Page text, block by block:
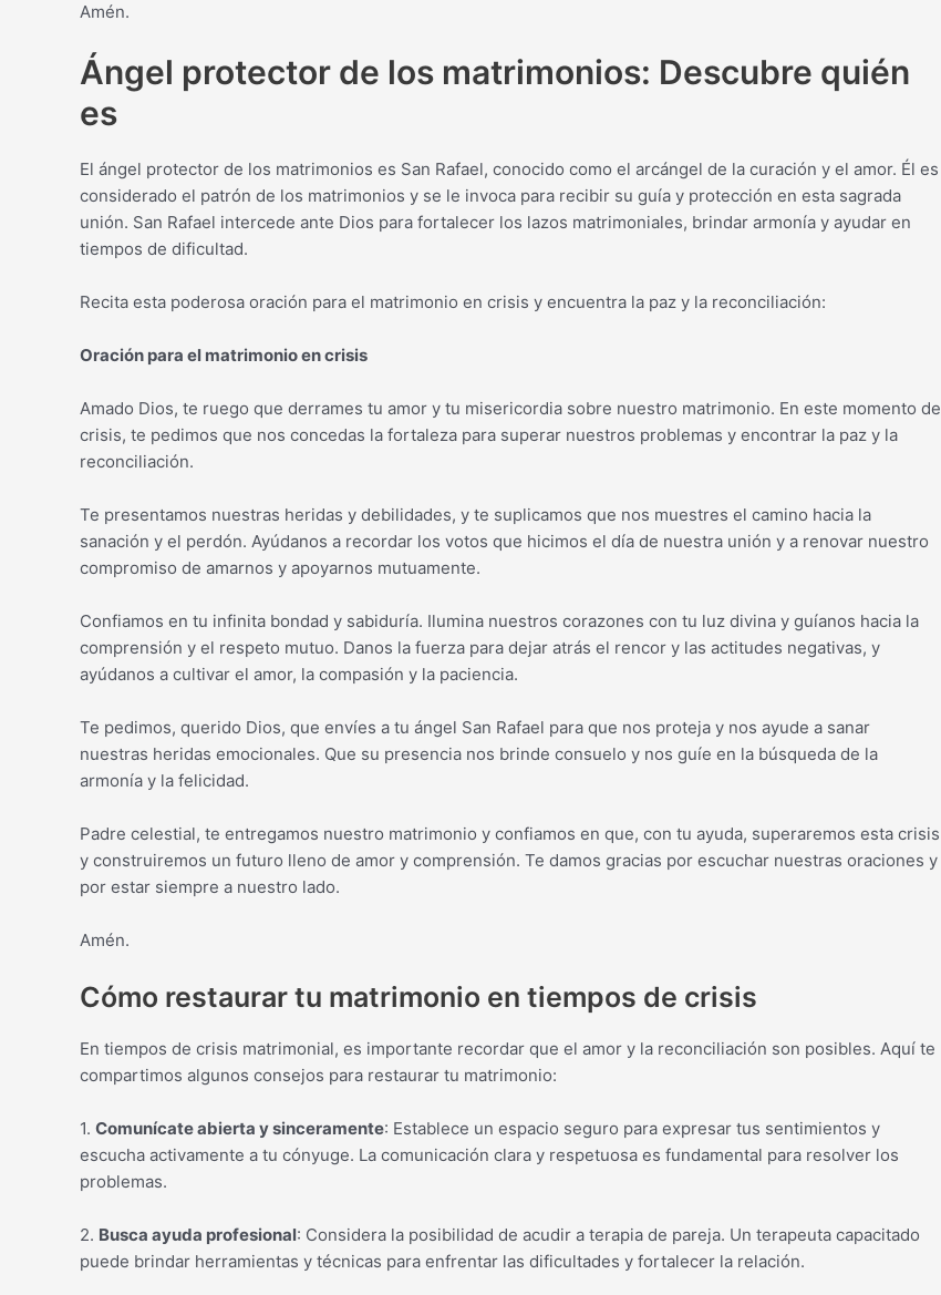
Amén.
Ángel protector de los matrimonios: Descubre quién
es
El ángel protector de los matrimonios es San Rafael, conocido como el arcángel de la curación y el amor. Él es
considerado el patrón de los matrimonios y se le invoca para recibir su guía y protección en esta sagrada
unión. San Rafael intercede ante Dios para fortalecer los lazos matrimoniales, brindar armonía y ayudar en
tiempos de dificultad.
Recita esta poderosa oración para el matrimonio en crisis y encuentra la paz y la reconciliación:
Oración para el matrimonio en crisis
Amado Dios, te ruego que derrames tu amor y tu misericordia sobre nuestro matrimonio. En este momento de
crisis, te pedimos que nos concedas la fortaleza para superar nuestros problemas y encontrar la paz y la
reconciliación.
Te presentamos nuestras heridas y debilidades, y te suplicamos que nos muestres el camino hacia la
sanación y el perdón. Ayúdanos a recordar los votos que hicimos el día de nuestra unión y a renovar nuestro
compromiso de amarnos y apoyarnos mutuamente.
Confiamos en tu infinita bondad y sabiduría. Ilumina nuestros corazones con tu luz divina y guíanos hacia la
comprensión y el respeto mutuo. Danos la fuerza para dejar atrás el rencor y las actitudes negativas, y
ayúdanos a cultivar el amor, la compasión y la paciencia.
Te pedimos, querido Dios, que envíes a tu ángel San Rafael para que nos proteja y nos ayude a sanar
nuestras heridas emocionales. Que su presencia nos brinde consuelo y nos guíe en la búsqueda de la
armonía y la felicidad.
Padre celestial, te entregamos nuestro matrimonio y confiamos en que, con tu ayuda, superaremos esta crisis
y construiremos un futuro lleno de amor y comprensión. Te damos gracias por escuchar nuestras oraciones y
por estar siempre a nuestro lado.
Amén.
Cómo restaurar tu matrimonio en tiempos de crisis
En tiempos de crisis matrimonial, es importante recordar que el amor y la reconciliación son posibles. Aquí te
compartimos algunos consejos para restaurar tu matrimonio:
1. Comunícate abierta y sinceramente: Establece un espacio seguro para expresar tus sentimientos y
escucha activamente a tu cónyuge. La comunicación clara y respetuosa es fundamental para resolver los
problemas.
2. Busca ayuda profesional: Considera la posibilidad de acudir a terapia de pareja. Un terapeuta capacitado
puede brindar herramientas y técnicas para enfrentar las dificultades y fortalecer la relación.